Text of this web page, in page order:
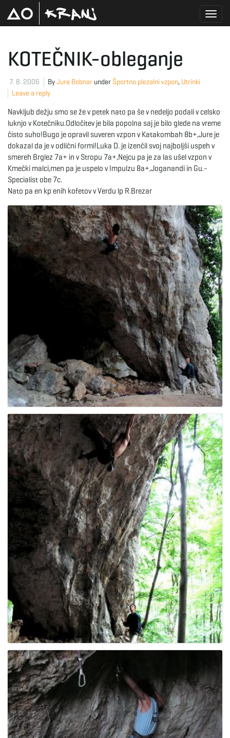
g
l
e
n
a
v
i
g
a
t
i
o
n
KOTEČNIK-obleganje
7. 8. 2006 ByJure Bobnar under Športno plezalni vzpon, Utrinki
Leave a reply
Navkljub dežju smo se že v petek nato pa še v nedeljo podali v celsko
luknjo v Kotečniku.Odločitev je bila popolna saj je bilo glede na vreme
čisto suho!Bugo je opravil suveren vzpon v Katakombah 8b+,Jure je
dokazal da je v odlični formi!Luka D. je izenčil svoj najboljši uspeh v
smereh Brglez 7a+ in v Stropu 7a+,Nejcu pa je za las ušel vzpon v
Kmečki malci,men pa je uspelo v Impulzu 8a+,Joganandi in Gu.-
Specialist obe 7c.
Nato pa en kp enih kofetov v Verdu lp R.Brezar